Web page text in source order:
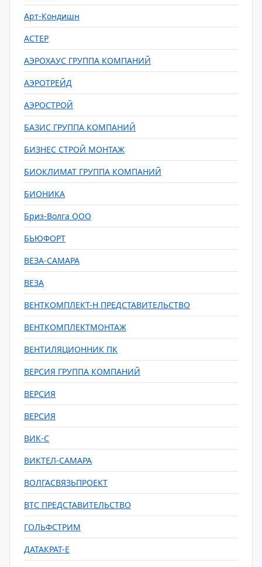
Арт-Кондишн
АСТЕР
АЭРОХАУС ГРУППА КОМПАНИЙ
АЭРОТРЕЙД
АЭРОСТРОЙ
БАЗИС ГРУППА КОМПАНИЙ
БИЗНЕС СТРОЙ МОНТАЖ
БИОКЛИМАТ ГРУППА КОМПАНИЙ
БИОНИКА
Бриз-Волга ООО
БЬЮФОРТ
ВЕЗА-САМАРА
ВЕЗА
ВЕНТКОМПЛЕКТ-Н ПРЕДСТАВИТЕЛЬСТВО
ВЕНТКОМПЛЕКТМОНТАЖ
ВЕНТИЛЯЦИОННИК ПК
ВЕРСИЯ ГРУППА КОМПАНИЙ
ВЕРСИЯ
ВЕРСИЯ
ВИК-С
ВИКТЕЛ-САМАРА
ВОЛГАСВЯЗЬПРОЕКТ
ВТС ПРЕДСТАВИТЕЛЬСТВО
ГОЛЬФСТРИМ
ДАТАКРАТ-Е